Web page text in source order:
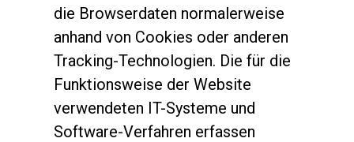
die Browserdaten normalerweise
anhand von Cookies oder anderen
Tracking-Technologien. Die für die
Funktionsweise der Website
verwendeten IT-Systeme und
Software-Verfahren erfassen